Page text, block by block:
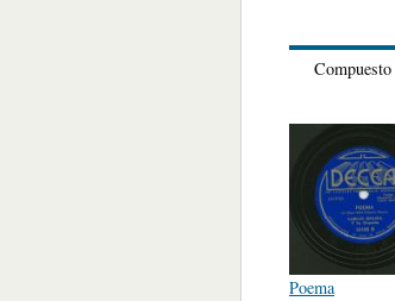
Compuesto
Poema